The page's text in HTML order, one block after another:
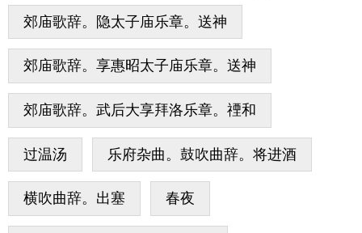
郊庙歌辞。隐太子庙乐章。送神
郊庙歌辞。享惠昭太子庙乐章。送神
郊庙歌辞。武后大享拜洛乐章。禋和
过温汤 乐府杂曲。鼓吹曲辞。将进酒
横吹曲辞。出塞 春夜